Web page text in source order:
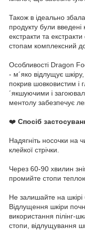
Також в ідеально
продукту були
екстракти та
стопам комплексний
Особливості Dragon
- м´яко відлущує
покрив шовковистим і
´якшуючими і
ментолу забезпечує
❤️ Спосіб
Надягніть носочки на
клейкої стрічки.
Через 60-90 хвилин
промийте стопи
Не залишайте на
Відлущення шкіри
використання пілінг-
стопи, відлущування